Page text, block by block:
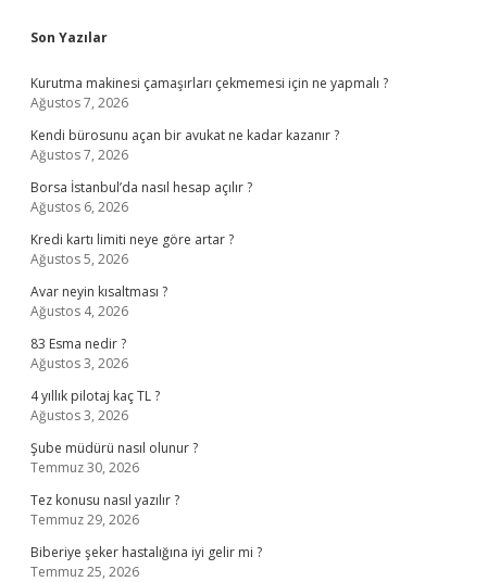
Sidebar
Son Yazılar
Kurutma makinesi çamaşırları çekmemesi için ne yapmalı ?
Ağustos 7, 2026
Kendi bürosunu açan bir avukat ne kadar kazanır ?
Ağustos 7, 2026
Borsa İstanbul’da nasıl hesap açılır ?
Ağustos 6, 2026
Kredi kartı limiti neye göre artar ?
Ağustos 5, 2026
Avar neyin kısaltması ?
Ağustos 4, 2026
83 Esma nedir ?
Ağustos 3, 2026
4 yıllık pilotaj kaç TL ?
Ağustos 3, 2026
Şube müdürü nasıl olunur ?
Temmuz 30, 2026
Tez konusu nasıl yazılır ?
Temmuz 29, 2026
Biberiye şeker hastalığına iyi gelir mi ?
Temmuz 25, 2026